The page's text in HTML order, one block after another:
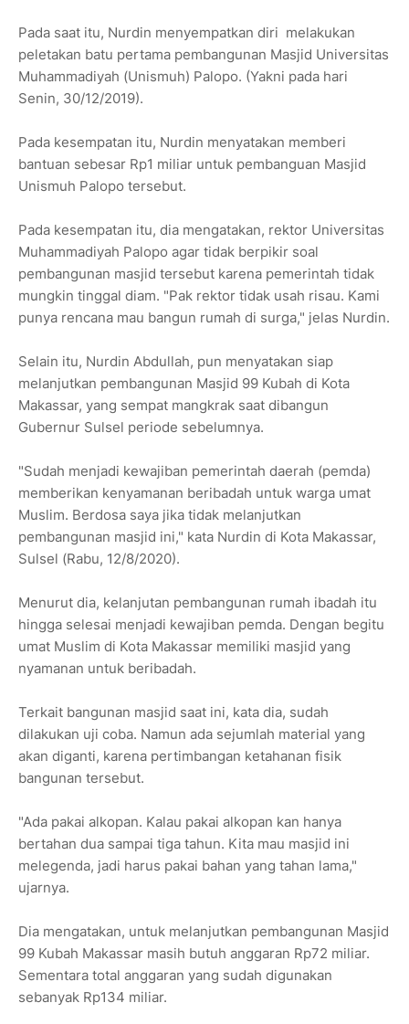
Pada saat itu, Nurdin menyempatkan diri melakukan
peletakan batu pertama pembangunan Masjid Universitas
Muhammadiyah (Unismuh) Palopo. (Yakni pada hari
Senin, 30/12/2019).
Pada kesempatan itu, Nurdin menyatakan memberi
bantuan sebesar Rp1 miliar untuk pembanguan Masjid
Unismuh Palopo tersebut.
Pada kesempatan itu, dia mengatakan, rektor Universitas
Muhammadiyah Palopo agar tidak berpikir soal
pembangunan masjid tersebut karena pemerintah tidak
mungkin tinggal diam. "Pak rektor tidak usah risau. Kami
punya rencana mau bangun rumah di surga," jelas Nurdin.
Selain itu, Nurdin Abdullah, pun menyatakan siap
melanjutkan pembangunan Masjid 99 Kubah di Kota
Makassar, yang sempat mangkrak saat dibangun
Gubernur Sulsel periode sebelumnya.
"Sudah menjadi kewajiban pemerintah daerah (pemda)
memberikan kenyamanan beribadah untuk warga umat
Muslim. Berdosa saya jika tidak melanjutkan
pembangunan masjid ini," kata Nurdin di Kota Makassar,
Sulsel (Rabu, 12/8/2020).
Menurut dia, kelanjutan pembangunan rumah ibadah itu
hingga selesai menjadi kewajiban pemda. Dengan begitu
umat Muslim di Kota Makassar memiliki masjid yang
nyamanan untuk beribadah.
Terkait bangunan masjid saat ini, kata dia, sudah
dilakukan uji coba. Namun ada sejumlah material yang
akan diganti, karena pertimbangan ketahanan fisik
bangunan tersebut.
"Ada pakai alkopan. Kalau pakai alkopan kan hanya
bertahan dua sampai tiga tahun. Kita mau masjid ini
melegenda, jadi harus pakai bahan yang tahan lama,"
ujarnya.
Dia mengatakan, untuk melanjutkan pembangunan Masjid
99 Kubah Makassar masih butuh anggaran Rp72 miliar.
Sementara total anggaran yang sudah digunakan
sebanyak Rp134 miliar.